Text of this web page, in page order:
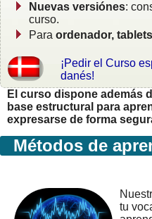
Nuevas versiónes:
curso.
Para ordenador,
¡Pedir el Curso
danés!
El curso dispone además
base estructural para
expresarse de forma
Métodos de
tu